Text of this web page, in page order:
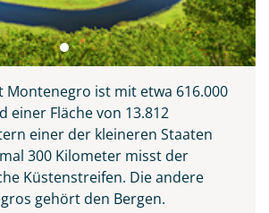
Montenegro ist mit etwa 616.000
einer Fläche von 13.812
einer der kleineren Staaten
300 Kilometer misst der
Küstenstreifen. Die andere
gehört den Bergen.